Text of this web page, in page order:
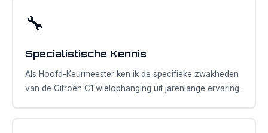
🔧
Specialistische Kennis
Als Hoofd-Keurmeester ken ik de specifieke zwakheden
van de Citroën C1 wielophanging uit jarenlange ervaring.